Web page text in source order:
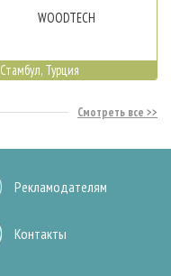
WOODTECH
Стамбул, Турция
Смотреть все
Рекламодателям
Контакты